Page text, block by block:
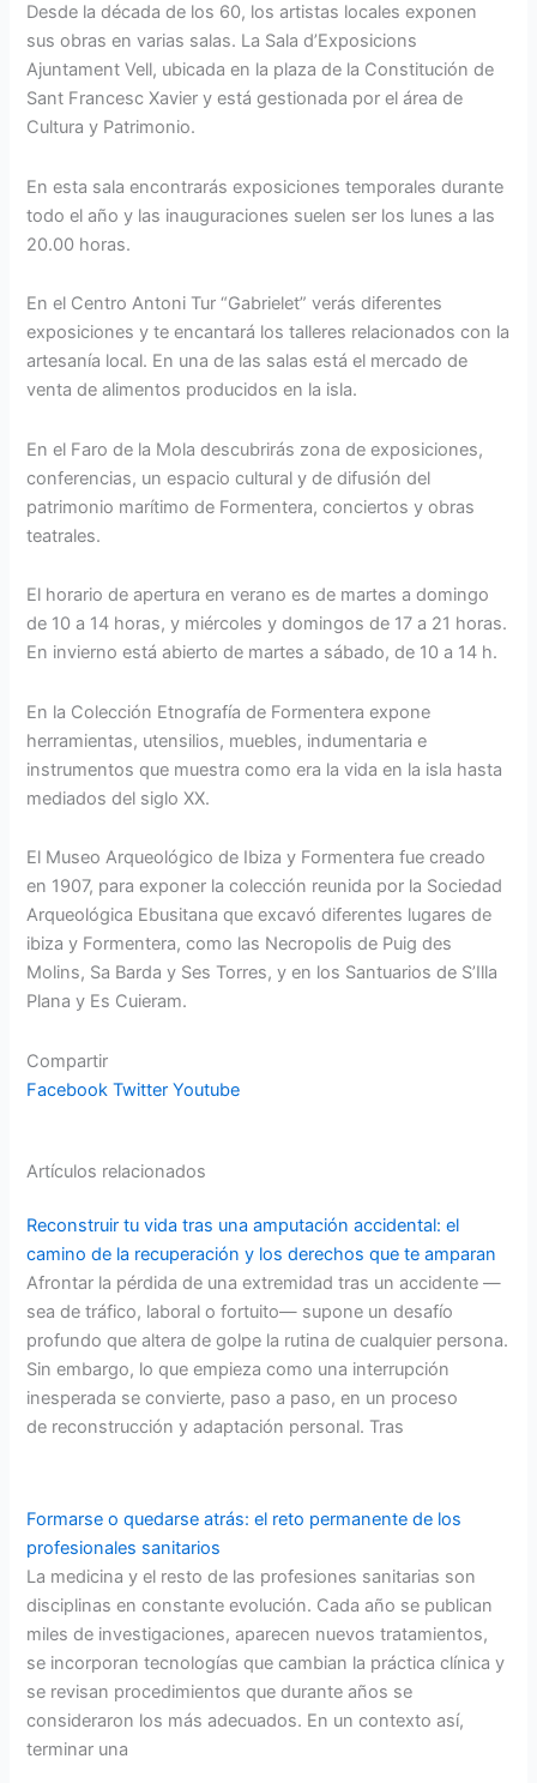
Desde la década de los 60, los artistas locales exponen
sus obras en varias salas. La Sala d’Exposicions
Ajuntament Vell, ubicada en la plaza de la Constitución de
Sant Francesc Xavier y está gestionada por el área de
Cultura y Patrimonio.
En esta sala encontrarás exposiciones temporales durante
todo el año y las inauguraciones suelen ser los lunes a las
20.00 horas.
En el Centro Antoni Tur “Gabrielet” verás diferentes
exposiciones y te encantará los talleres relacionados con la
artesanía local. En una de las salas está el mercado de
venta de alimentos producidos en la isla.
En el Faro de la Mola descubrirás zona de exposiciones,
conferencias, un espacio cultural y de difusión del
patrimonio marítimo de Formentera, conciertos y obras
teatrales.
El horario de apertura en verano es de martes a domingo
de 10 a 14 horas, y miércoles y domingos de 17 a 21 horas.
En invierno está abierto de martes a sábado, de 10 a 14 h.
En la Colección Etnografía de Formentera expone
herramientas, utensilios, muebles, indumentaria e
instrumentos que muestra como era la vida en la isla hasta
mediados del siglo XX.
El Museo Arqueológico de Ibiza y Formentera fue creado
en 1907, para exponer la colección reunida por la Sociedad
Arqueológica Ebusitana que excavó diferentes lugares de
ibiza y Formentera, como las Necropolis de Puig des
Molins, Sa Barda y Ses Torres, y en los Santuarios de S’Illa
Plana y Es Cuieram.
Compartir
Facebook Twitter Youtube
Artículos relacionados
Reconstruir tu vida tras una amputación accidental: el
camino de la recuperación y los derechos que te amparan
Afrontar la pérdida de una extremidad tras un accidente —
sea de tráfico, laboral o fortuito— supone un desafío
profundo que altera de golpe la rutina de cualquier persona.
Sin embargo, lo que empieza como una interrupción
inesperada se convierte, paso a paso, en un proceso
de reconstrucción y adaptación personal. Tras
Formarse o quedarse atrás: el reto permanente de los
profesionales sanitarios
La medicina y el resto de las profesiones sanitarias son
disciplinas en constante evolución. Cada año se publican
miles de investigaciones, aparecen nuevos tratamientos,
se incorporan tecnologías que cambian la práctica clínica y
se revisan procedimientos que durante años se
consideraron los más adecuados. En un contexto así,
terminar una